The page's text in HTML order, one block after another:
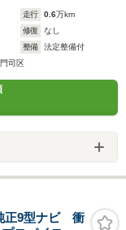
走行 0.6万km
修復
なし
整備
法定整備付
司区
9型ナビ 衝